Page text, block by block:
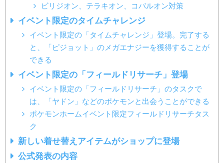
ビリジオン、テラキオン、コバルオン対策
イベント限定のタイムチャレンジ
イベント限定の「タイムチャレンジ」登場。完了する
と、「ピジョット」のメガエナジーを獲得することが
できる
イベント限定の「フィールドリサーチ」登場
イベント限定の「フィールドリサーチ」のタスクで
は、「ヤドン」などのポケモンと出会うことができる
ポケモンホームイベント限定フィールドリサーチタス
ク
新しい着せ替えアイテムがショップに登場
公式発表の内容